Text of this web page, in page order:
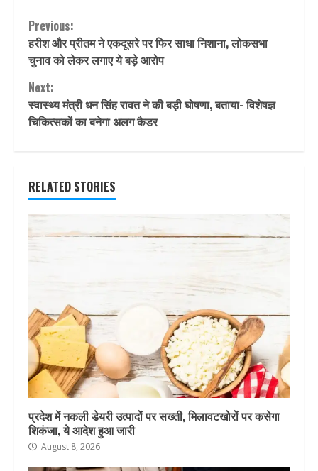
Continue
Reading
Previous:
हरीश और प्रीतम ने एकदूसरे पर फिर साधा निशाना, लोकसभा
चुनाव को लेकर लगाए ये बड़े आरोप
Next:
स्वास्थ्य मंत्री धन सिंह रावत ने की बड़ी घोषणा, बताया- विशेषज्ञ
चिकित्सकों का बनेगा अलग कैडर
RELATED STORIES
प्रदेश में नकली डेयरी उत्पादों पर सख्ती, मिलावटखोरों पर कसेगा
शिकंजा, ये आदेश हुआ जारी
August 8, 2026